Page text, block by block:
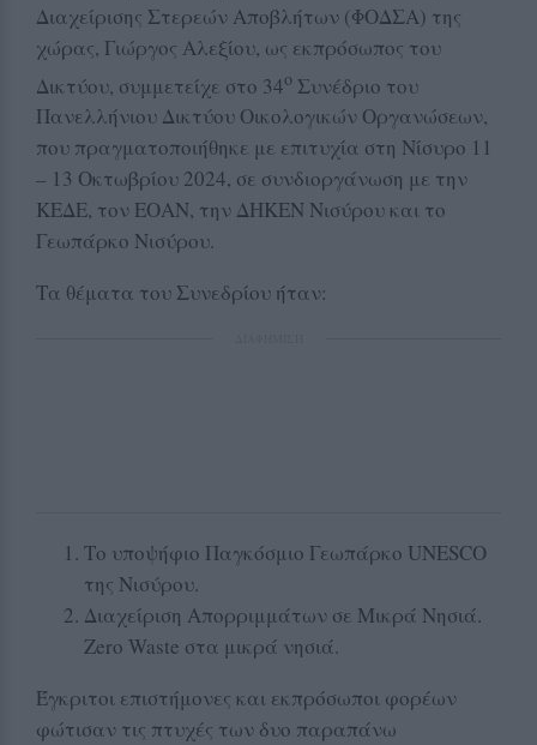
Διαχείρισης Στερεών Αποβλήτων (ΦΟΔΣΑ) της
χώρας, Γιώργος Αλεξίου, ως εκπρόσωπος του
Δικτύου, συμμετείχε στο 34ο Συνέδριο του
Πανελλήνιου Δικτύου Οικολογικών Οργανώσεων,
που πραγματοποιήθηκε με επιτυχία στη Νίσυρο 11
– 13 Οκτωβρίου 2024, σε συνδιοργάνωση με την
ΚΕΔΕ, τον ΕΟΑΝ, την ΔΗΚΕΝ Νισύρου και το
Γεωπάρκο Νισύρου.
Τα θέματα του Συνεδρίου ήταν:
Το υποψήφιο Παγκόσμιο Γεωπάρκο UNESCO
της Νισύρου.
Διαχείριση Απορριμμάτων σε Μικρά Νησιά.
Zero Waste στα μικρά νησιά.
Έγκριτοι επιστήμονες και εκπρόσωποι φορέων
φώτισαν τις πτυχές των δυο παραπάνω